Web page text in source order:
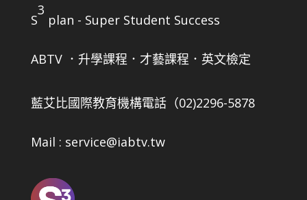
S
3
plan - Super Student Success
ABTV ．升學課程．才藝課程．英文檢定
藍艾比國際教育機構電話（02)2296-5878
Mail : service@iabtv.tw